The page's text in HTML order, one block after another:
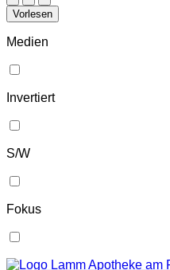
Vorlesen
Medien
Invertiert
S/W
Fokus